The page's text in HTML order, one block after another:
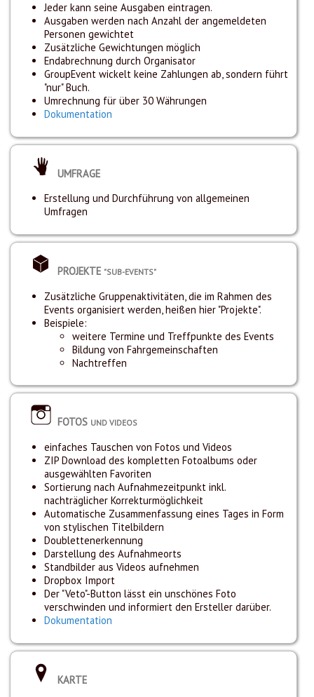
Jeder kann seine Ausgaben eintragen.
Ausgaben werden nach Anzahl der angemeldeten
Personen gewichtet
Zusätzliche Gewichtungen möglich
Endabrechnung durch Organisator
GroupEvent wickelt keine Zahlungen ab, sondern führt
"nur" Buch.
Umrechnung für über 30 Währungen
Dokumentation
UMFRAGE
Erstellung und Durchführung von allgemeinen
Umfragen
PROJEKTE "SUB-EVENTS"
Zusätzliche Gruppenaktivitäten, die im Rahmen des
Events organisiert werden, heißen hier "Projekte".
Beispiele:
weitere Termine und Treffpunkte des Events
Bildung von Fahrgemeinschaften
Nachtreffen
FOTOS UND VIDEOS
einfaches Tauschen von Fotos und Videos
ZIP Download des kompletten Fotoalbums oder
ausgewählten Favoriten
Sortierung nach Aufnahmezeitpunkt inkl.
nachträglicher Korrekturmöglichkeit
Automatische Zusammenfassung eines Tages in Form
von stylischen Titelbildern
Doublettenerkennung
Darstellung des Aufnahmeorts
Standbilder aus Videos aufnehmen
Dropbox Import
Der "Veto"-Button lässt ein unschönes Foto
verschwinden und informiert den Ersteller darüber.
Dokumentation
KARTE